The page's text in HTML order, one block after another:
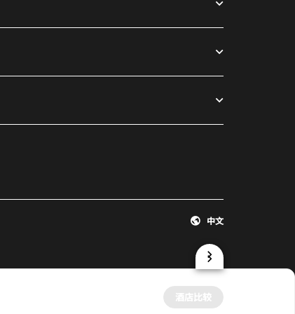
酒店比较
中文